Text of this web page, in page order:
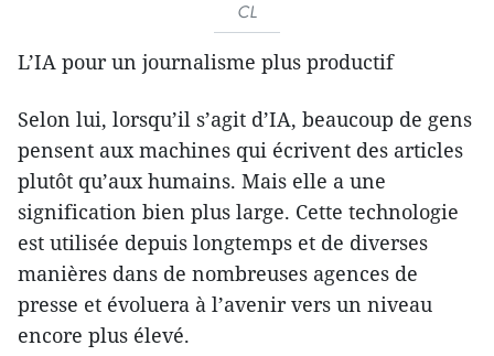
CL
L’IA pour un journalisme plus productif
Selon lui, lorsqu’il s’agit d’IA, beaucoup de gens
pensent aux machines qui écrivent des articles
plutôt qu’aux humains. Mais elle a une
signification bien plus large. Cette technologie
est utilisée depuis longtemps et de diverses
manières dans de nombreuses agences de
presse et évoluera à l’avenir vers un niveau
encore plus élevé.